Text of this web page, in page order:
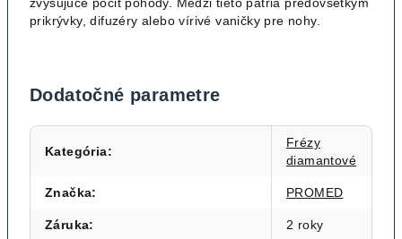
prikrývky, difuzéry alebo vírivé vaničky pre nohy.
Dodatočné parametre
Kategória:
Frézy
diamantové
Značka: PROMED
Záruka: 2 roky